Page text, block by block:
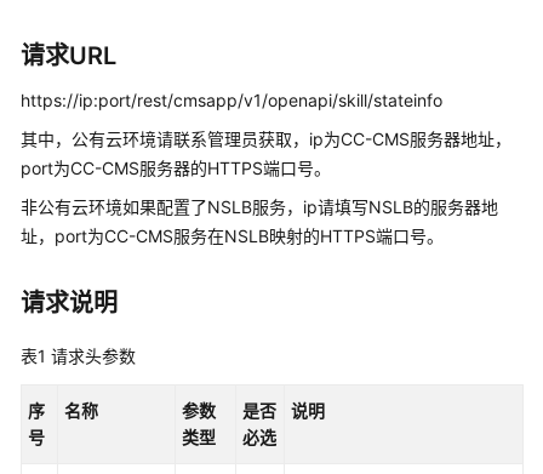
发
南
API
考
口
权
式
请求URL
https://ip:port/rest/cmsapp/v1/openapi/skill/stateinfo
其中，公有云环境请联系管理员获取，ip为CC-CMS服务器地址，
port为CC-CMS服务器的HTTPS端口号。
非公有云环境如果配置了NSLB服务，ip请填写NSLB的服务器地
址，port为CC-CMS服务在NSLB映射的HTTPS端口号。
请求说明
表1 请求头参数
序
号
名称
参数
类型
是否
必选
说明